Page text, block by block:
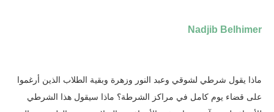
Nadjib Belhimer
على قضاء يوم كامل في مراكز الشرطة؟ ماذا سيقول هذا الشرطي